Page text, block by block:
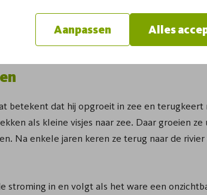
Aanpassen Alles
beeld ingrijpend. De zalm verdween uit
werd zeldzaam en zelfs afwezig. De
ingrijpen met elkaar verweven zijn.
betekent dat hij opgroeit in zee en terugkeert
als kleine visjes naar zee. Daar groeien
Na enkele jaren keren ze terug naar de rivier
stroming in en volgt als het ware een